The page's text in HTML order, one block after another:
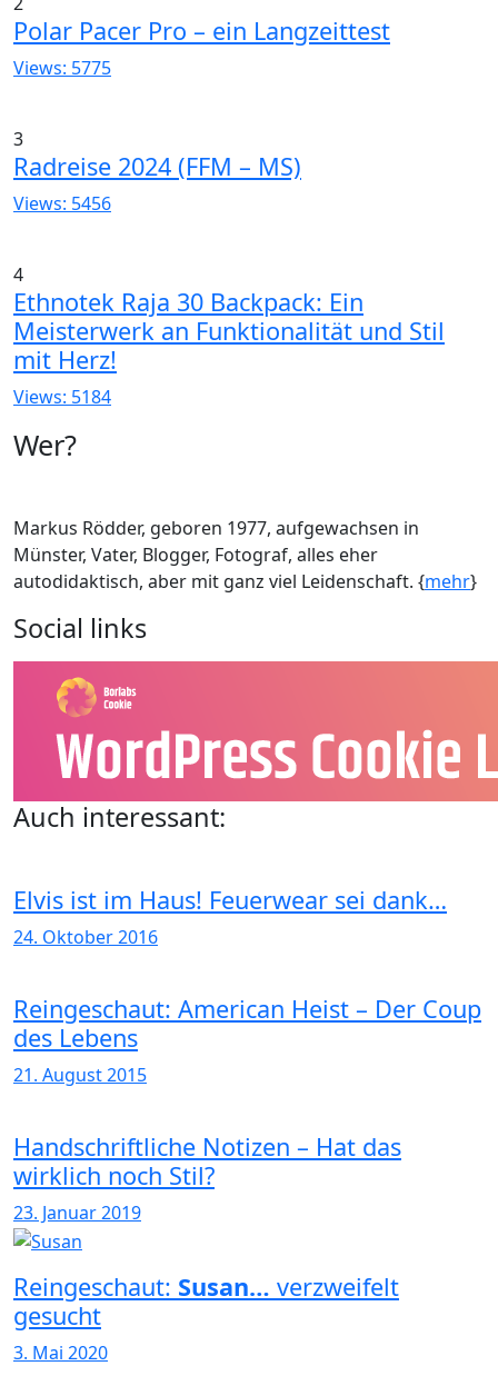
Polar Pacer Pro – ein Langzeittest
Views: 5775
3
Radreise 2024 (FFM – MS)
Views: 5456
4
Ethnotek Raja 30 Backpack: Ein
Meisterwerk an Funktionalität und Stil
mit Herz!
Views: 5184
Wer?
Markus Rödder, geboren 1977, aufgewachsen in
Münster, Vater, Blogger, Fotograf, alles eher
autodidaktisch, aber mit ganz viel Leidenschaft. {mehr}
Social links
Auch interessant:
Elvis ist im Haus! Feuerwear sei dank…
24. Oktober 2016
Reingeschaut: American Heist – Der Coup
des Lebens
21. August 2015
Handschriftliche Notizen – Hat das
wirklich noch Stil?
23. Januar 2019
Reingeschaut: Susan… verzweifelt
gesucht
3. Mai 2020